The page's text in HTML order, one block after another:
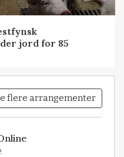
jord for 85
flere arrangementer